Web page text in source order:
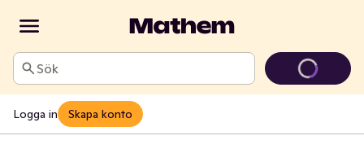
Sök
Logga in Skapa konto